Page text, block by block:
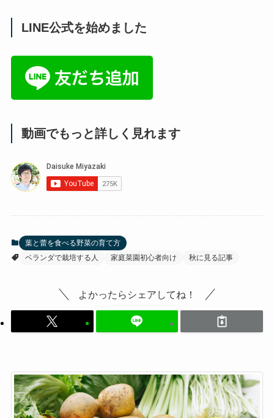
LINE公式を始めました
動画でもっと詳しく見れます
葉と蕾を食べる野菜の育て方
ベランダで栽培する人
家庭菜園初心者向け 秋に見る記事
よかったらシェアしてね！